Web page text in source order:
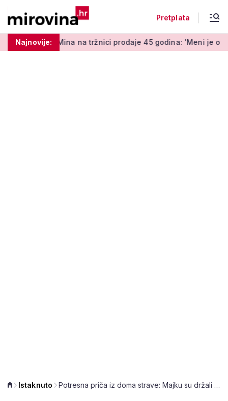
Pretplata
Najnovije:
na tržnici prodaje 45 godina: 'Meni je ovo zabava i terapija'
Istaknuto Potresna priča iz doma strave: Majku su držali zaključanu, gotovo gladnu i žednu, imala je 38 kilograma!